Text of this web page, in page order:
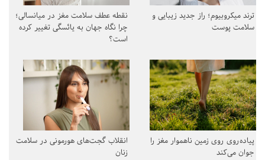
ترند میکروبیوم؛ راز جدید زیبایی و
سلامت پوست
نقطه عطف سلامت مغز در میانسالی؛
چرا نگاه جهان به یائسگی تغییر کرده
است؟
پیاده‌روی روی زمین ناهموار مغز را
جوان می‌کند
انقلاب گجت‌های هورمونی در سلامت
زنان